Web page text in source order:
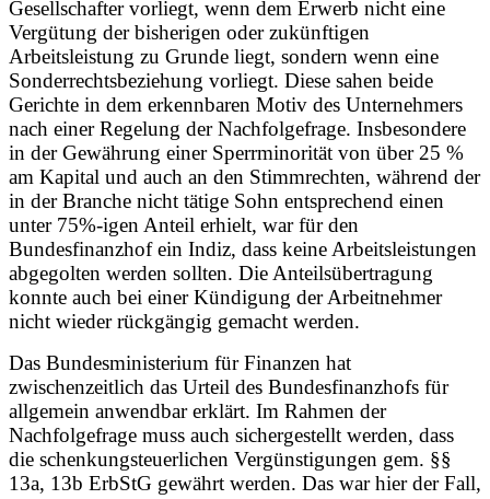
Gesellschafter vorliegt, wenn dem Erwerb nicht eine
Vergütung der bisherigen oder zukünftigen
Arbeitsleistung zu Grunde liegt, sondern wenn eine
Sonderrechtsbeziehung vorliegt. Diese sahen beide
Gerichte in dem erkennbaren Motiv des Unternehmers
nach einer Regelung der Nachfolgefrage. Insbesondere
in der Gewährung einer Sperrminorität von über 25 %
am Kapital und auch an den Stimmrechten, während der
in der Branche nicht tätige Sohn entsprechend einen
unter 75%-igen Anteil erhielt, war für den
Bundesfinanzhof ein Indiz, dass keine Arbeitsleistungen
abgegolten werden sollten. Die Anteilsübertragung
konnte auch bei einer Kündigung der Arbeitnehmer
nicht wieder rückgängig gemacht werden.
Das Bundesministerium für Finanzen hat
zwischenzeitlich das Urteil des Bundesfinanzhofs für
allgemein anwendbar erklärt. Im Rahmen der
Nachfolgefrage muss auch sichergestellt werden, dass
die schenkungsteuerlichen Vergünstigungen gem. §§
13a, 13b ErbStG gewährt werden. Das war hier der Fall,